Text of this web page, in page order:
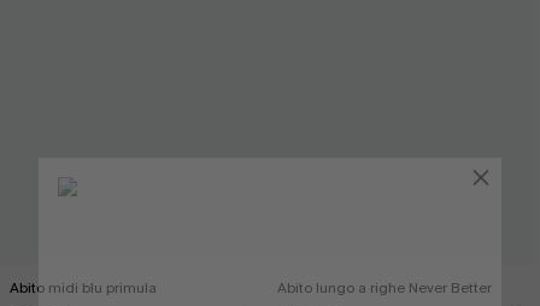
Abito midi blu primula Abito lungo a righe Never Better